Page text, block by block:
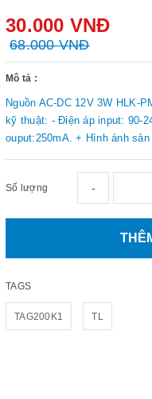
30.000 VNĐ
68.000 VNĐ
Mô tả :
Nguồn AC-DC 12V 3W HLK-
kỹ thuật: - Điện áp input: 90-
ouput:250mA. + Hình ánh sản
Số lượng -
TAGS
TAG200K1 TL